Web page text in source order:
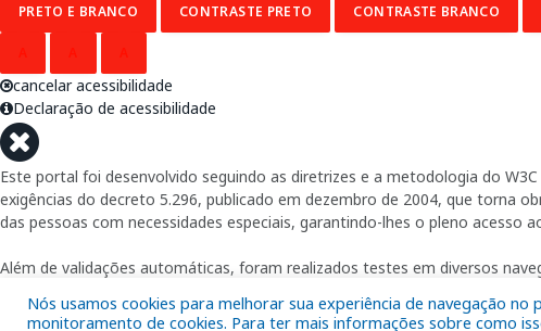
Nós usamos cookies para melhorar sua experiência de navegação
monitoramento de cookies. Para ter mais informações sobre como
PRETO E BRANCO CONTRASTE PRETO CONTRASTE BRANCO
cancelar acessibilidade
Declaração de acessibilidade
Este portal foi desenvolvido seguindo as diretrizes e a metodologia do
exigências do decreto 5.296, publicado em dezembro de 2004, que torna
das pessoas com necessidades especiais, garantindo-lhes o pleno acesso
Além de validações automáticas, foram realizados testes em diversos